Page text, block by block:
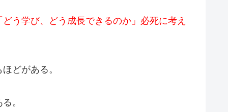
う学び、どう成長できるのか」必死に考え
どがある。
。